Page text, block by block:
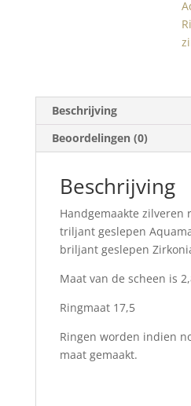
Beschrijving
Beoordelingen (0)
Beschrijving
Handgemaakte zilveren
triljant geslepen
briljant geslepen
Maat van de scheen is
Ringmaat 17,5
Ringen worden indien
maat gemaakt.